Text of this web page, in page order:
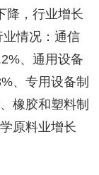
降，行业增长
情况：通信
、通用设备
、专用设备制
橡胶和塑料制
原料业增长